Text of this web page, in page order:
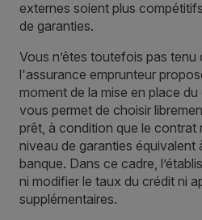
externes soient plus
de garanties.
Vous n’êtes toutefois pas tenu
l'assurance emprunteur
moment de la mise en place du
vous permet de choisir
prêt, à condition que le contrat
niveau de garanties équivalent
banque. Dans ce cadre,
ni modifier le taux du crédit ni
supplémentaires.